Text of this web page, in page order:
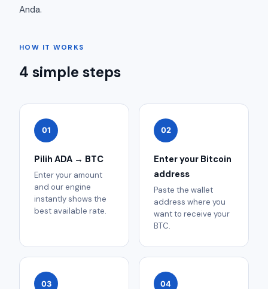
Anda.
HOW IT WORKS
4 simple steps
01
Pilih ADA → BTC
Enter your amount
and our engine
instantly shows the
best available rate.
02
Enter your Bitcoin
address
Paste the wallet
address where you
want to receive your
BTC.
03 04